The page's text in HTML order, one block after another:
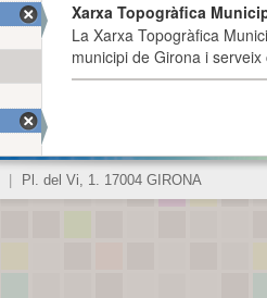
Xarxa Topogràfica
La Xarxa Topogràfica
municipi de Girona i
Pl. del Vi, 1. 17004 GIRONA